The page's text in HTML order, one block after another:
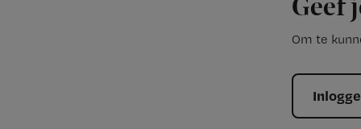
Geef
Om te